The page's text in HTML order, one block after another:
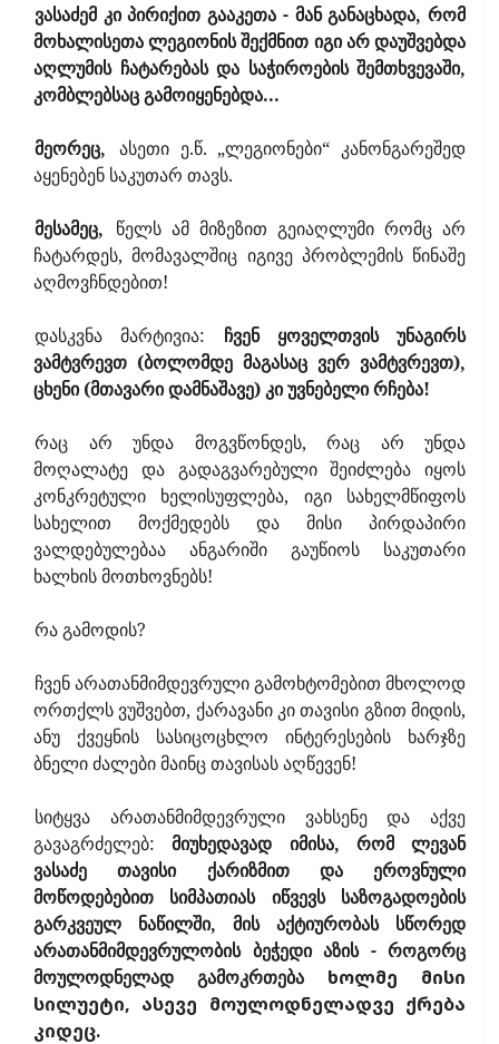
ვასაძემ კი პირიქით გააკეთა - მან განაცხადა, რომ
მოხალისეთა ლეგიონის შექმნით იგი არ დაუშვებდა
აღლუმის ჩატარებას და საჭიროების შემთხვევაში,
კომბლებსაც გამოიყენებდა...
მეორეც, ასეთი ე.წ. „ლეგიონები“ კანონგარეშედ
აყენებენ საკუთარ თავს.
მესამეც, წელს ამ მიზეზით გეიაღლუმი რომც არ
ჩატარდეს, მომავალშიც იგივე პრობლემის წინაშე
აღმოვჩნდებით!
დასკვნა მარტივია: ჩვენ ყოველთვის უნაგირს
ვამტვრევთ (ბოლომდე მაგასაც ვერ ვამტვრევთ),
ცხენი (მთავარი დამნაშავე) კი უვნებელი რჩება!
რაც არ უნდა მოგვწონდეს, რაც არ უნდა
მოღალატე და გადაგვარებული შეიძლება იყოს
კონკრეტული ხელისუფლება, იგი სახელმწიფოს
სახელით მოქმედებს და მისი პირდაპირი
ვალდებულებაა ანგარიში გაუწიოს საკუთარი
ხალხის მოთხოვნებს!
რა გამოდის?
ჩვენ არათანმიმდევრული გამოხტომებით მხოლოდ
ორთქლს ვუშვებთ, ქარავანი კი თავისი გზით მიდის,
ანუ ქვეყნის სასიცოცხლო ინტერესების ხარჯზე
ბნელი ძალები მაინც თავისას აღწევენ!
სიტყვა არათანმიმდევრული ვახსენე და აქვე
გავაგრძელებ:მიუხედავად იმისა, რომ ლევან
ვასაძე თავისი ქარიზმით და ეროვნული
მოწოდებებით სიმპათიას იწვევს საზოგადოების
გარკვეულ ნაწილში, მის აქტიურობას სწორედ
არათანმიმდევრულობის ბეჭედი აზის - როგორც
მოულოდნელად გამოკრთება ხოლმე მისი
სილუეტი, ასევე მოულოდნელადვე ქრება
კიდეც.